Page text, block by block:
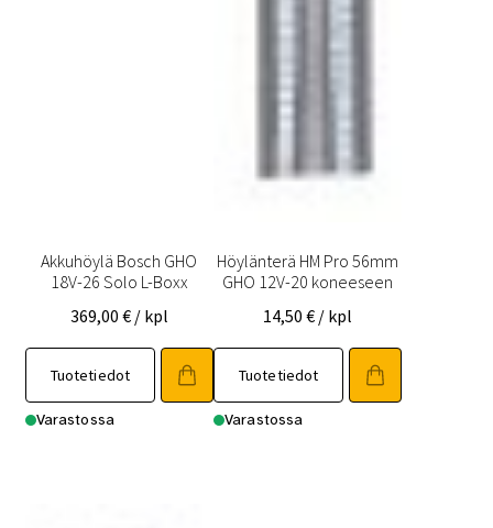
Akkuhöylä Bosch GHO
18V-26 Solo L-Boxx
369,00 € / kpl
Tuotetiedot
Varastossa
Höylänterä HM Pro 56mm
GHO 12V-20 koneeseen
14,50€ / kpl
Tuotetiedot
Varastossa